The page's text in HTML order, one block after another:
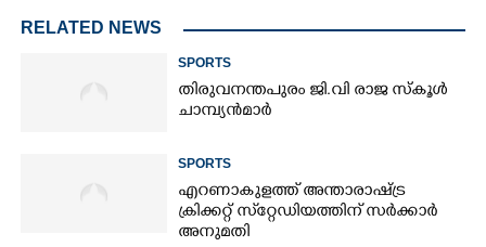
RELATED NEWS
SPORTS
തിരുവനന്തപുരം ജി.വി രാജ സ്കൂൾ
ചാമ്പ്യൻമാർ
SPORTS
എറണാകുളത്ത് അന്താരാഷ്ട്ര
ക്രിക്കറ്റ് സ്‌റ്റേഡിയത്തിന് സർക്കാർ
അനുമതി